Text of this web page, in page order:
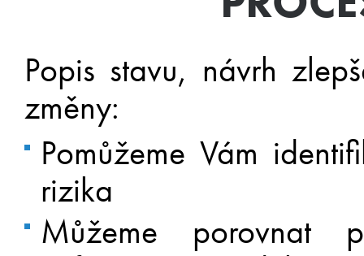
Popis stavu, návrh
změny:
Pomůžeme Vám
rizika
Můžeme porovnat